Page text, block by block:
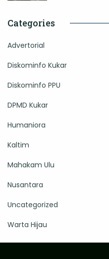
Categories
Advertorial
Diskominfo Kukar
Diskominfo PPU
DPMD Kukar
Humaniora
Kaltim
Mahakam Ulu
Nusantara
Uncategorized
Warta Hijau